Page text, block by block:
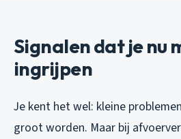
Signalen dat je nu
ingrijpen
Je kent het wel: kleine
groot worden. Maar bij